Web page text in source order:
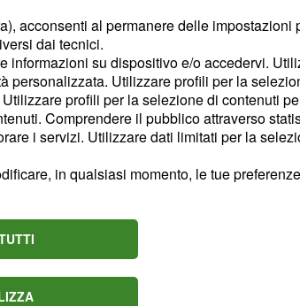
acconsenti al permanere delle impostazioni
dai tecnici.
informazioni su dispositivo e/o accedervi.
personalizzata. Utilizzare profili per la
profili per la selezione di contenuti
Comprendere il pubblico attraverso
i servizi. Utilizzare dati limitati per la
in qualsiasi momento, le tue